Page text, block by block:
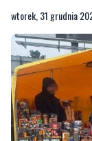
wtorek, 31 grudnia